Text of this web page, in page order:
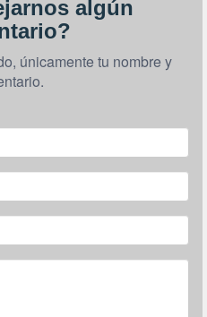
algún
únicamente tu nombre y